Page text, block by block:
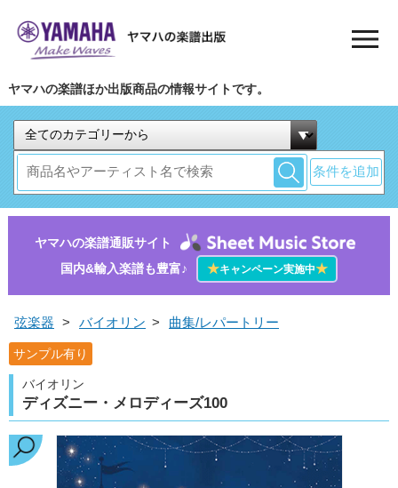
ヤマハの楽譜ほか出版商品の情報サイトです。
条件を追加
ヤマハの楽譜通販サイト
国内&輸入楽譜も豊富♪
★キャンペーン実施中★
弦楽器 > バイオリン > 曲集/レパートリー
サンプル有り
バイオリン
ディズニー・メロディーズ100